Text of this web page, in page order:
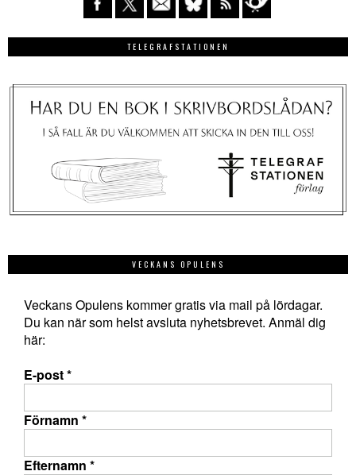
TELEGRAFSTATIONEN
VECKANS OPULENS
Veckans Opulens kommer gratis via mail på lördagar.
Du kan när som helst avsluta nyhetsbrevet. Anmäl dig
här:
E-post*
Förnamn *
Efternamn *